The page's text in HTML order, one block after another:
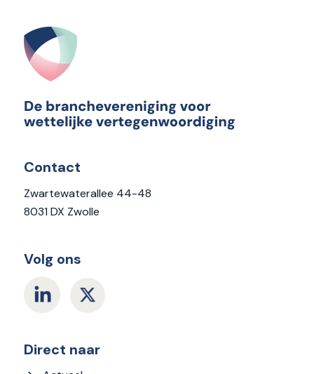
Contact
Zwartewaterallee 44-48
8031 DX Zwolle
Volg ons
Direct naar